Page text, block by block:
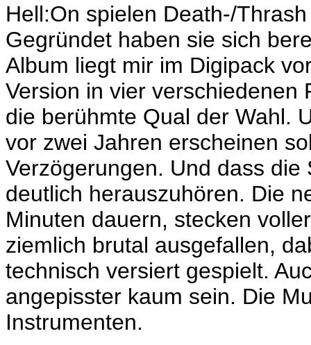
Hell:On spielen Death-/
Gegründet haben sie sich
Album liegt mir im Digipack
Version in vier verschiedenen
die berühmte Qual der Wahl.
vor zwei Jahren erscheinen
Verzögerungen. Und dass
deutlich herauszuhören. Die
Minuten dauern, stecken
ziemlich brutal ausgefallen,
technisch versiert gespielt.
angepisster kaum sein. Die
Instrumenten.